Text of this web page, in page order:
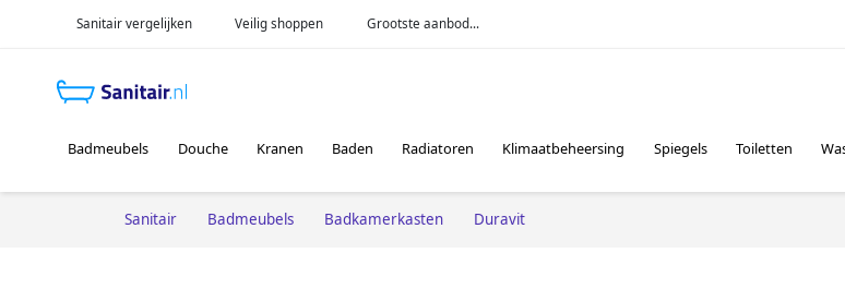
Sanitair vergelijken Veilig shoppen Grootste aanbod...
Badmeubels Douche Kranen Baden Radiatoren Klimaatbeheersing Spiegels Toiletten
Sanitair Badmeubels Badkamerkasten Duravit